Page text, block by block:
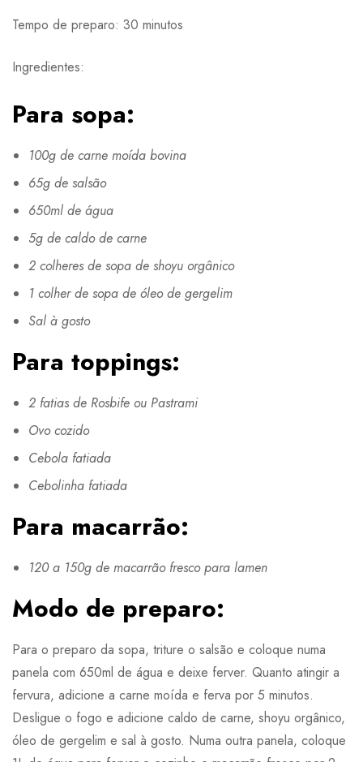
Tempo de preparo: 30 minutos
Ingredientes:
Para sopa:
100g de carne moída bovina
65g de salsão
650ml de água
5g de caldo de carne
2 colheres de sopa de shoyu orgânico
1 colher de sopa de óleo de gergelim
Sal à gosto
Para toppings:
2 fatias de Rosbife ou Pastrami
Ovo cozido
Cebola fatiada
Cebolinha fatiada
Para macarrão:
120 a 150g de macarrão fresco para lamen
Modo de preparo:
Para o preparo da sopa, triture o salsão e coloque numa
panela com 650ml de água e deixe ferver. Quanto atingir a
fervura, adicione a carne moída e ferva por 5 minutos.
Desligue o fogo e adicione caldo de carne, shoyu orgânico,
óleo de gergelim e sal à gosto. Numa outra panela, coloque